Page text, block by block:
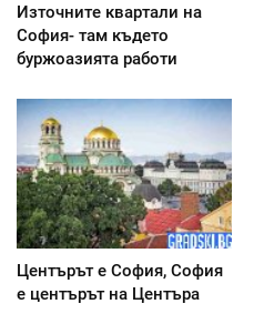
Източните квартали на
София- там където
буржоазията работи
Центърът е София, София
е центърът на Центъра